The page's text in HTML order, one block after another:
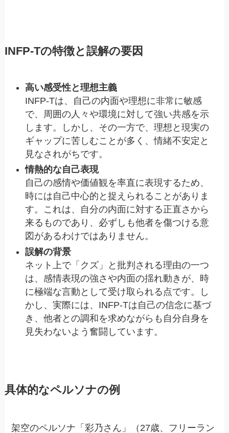
INFP-Tの特徴と誤解の要因
高い感受性と理想主義
INFP-Tは、自己の内面や理想に非常に敏感
で、周囲の人々や環境に対して強い共感を示
します。しかし、その一方で、理想と現実の
ギャップに苦しむことが多く、情緒不安定と
見なされがちです。
情熱的な自己表現
自己の感情や価値観を率直に表現するため、
時には自己中心的と捉えられることがありま
す。これは、自分の内面に対する正直さから
来るものであり、必ずしも他者を傷つける意
図があるわけではありません。
誤解の背景
ネット上で「クズ」と批判される理由の一つ
は、感情表現の強さや内面の揺れ動きが、時
に極端な言動として受け取られる点です。し
かし、実際には、INFP-Tは自己の信念に基づ
き、他者との調和を求めながらも自分自身を
見失わないよう奮闘しています。
具体的なペルソナの例
架空のペルソナ「彩乃さん」（27歳、フリーラン